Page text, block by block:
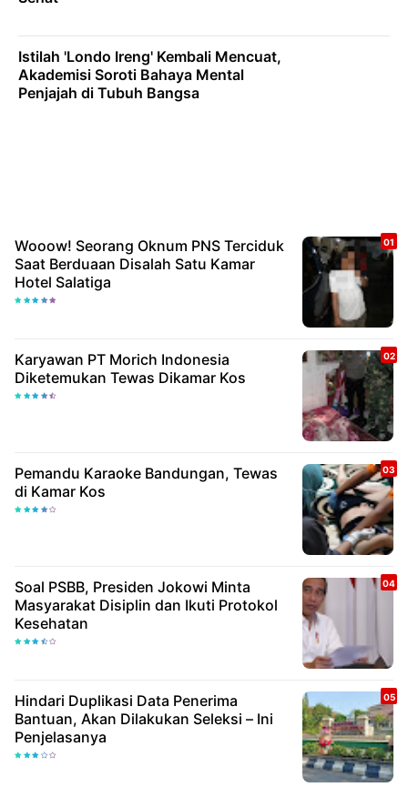
Istilah 'Londo Ireng' Kembali Mencuat,
Akademisi Soroti Bahaya Mental
Penjajah di Tubuh Bangsa
Wooow! Seorang Oknum PNS Terciduk
Saat Berduaan Disalah Satu Kamar
Hotel Salatiga
Karyawan PT Morich Indonesia
Diketemukan Tewas Dikamar Kos
Pemandu Karaoke Bandungan, Tewas
di Kamar Kos
Soal PSBB, Presiden Jokowi Minta
Masyarakat Disiplin dan Ikuti Protokol
Kesehatan
Hindari Duplikasi Data Penerima
Bantuan, Akan Dilakukan Seleksi – Ini
Penjelasanya